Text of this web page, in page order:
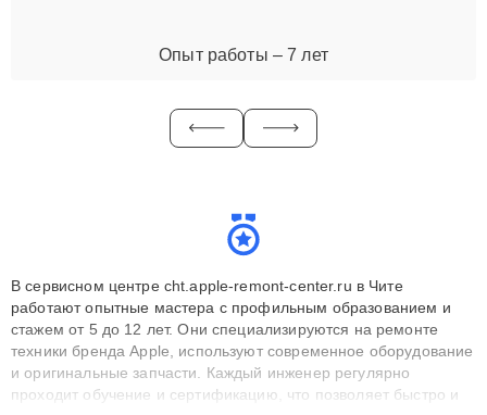
Опыт работы – 7 лет
В сервисном центре cht.apple-remont-center.ru в Чите
работают опытные мастера с профильным образованием и
стажем от 5 до 12 лет. Они специализируются на ремонте
техники бренда Apple, используют современное оборудование
и оригинальные запчасти. Каждый инженер регулярно
проходит обучение и сертификацию, что позволяет быстро и